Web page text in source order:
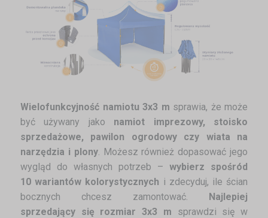
Wielofunkcyjność namiotu 3x3 m sprawia, że może
być używany jako namiot imprezowy, stoisko
sprzedażowe, pawilon ogrodowy czy wiata na
narzędzia i plony. Możesz również dopasować jego
wygląd do własnych potrzeb – wybierz spośród
10 wariantów kolorystycznych i zdecyduj, ile ścian
bocznych chcesz zamontować. Najlepiej
sprzedający się rozmiar 3x3 m sprawdzi się w